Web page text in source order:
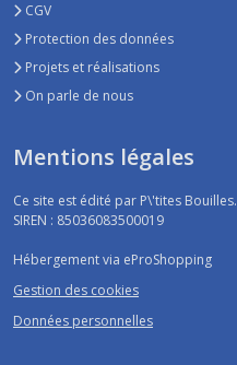
CGV
Protection des données
Projets et réalisations
On parle de nous
Mentions légales
Ce site est édité par P\'tites Bouilles.
SIREN : 85036083500019
Hébergement via eProShopping
Gestion des cookies
Données personnelles